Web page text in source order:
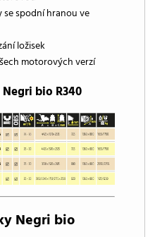
se spodní hranou ve
ložisek
motorových verzí
bio R340
Negri bio